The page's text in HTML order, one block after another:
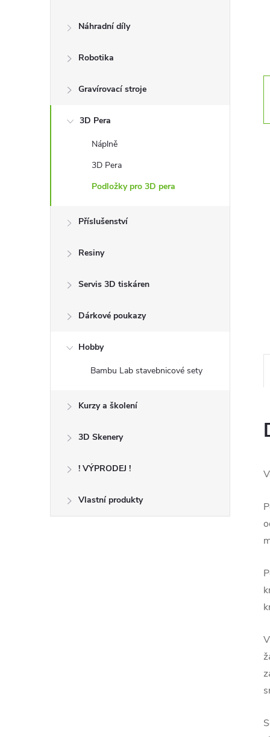
n
Náhradní díly
Robotika
Gravírovací stroje
3D Pera
Náplně
3D Pera
Podložky pro 3D pera
Příslušenství
Resiny
Servis 3D tiskáren
Dárkové poukazy
Hobby
Bambu Lab stavebnicové sety
Kurzy a školení
3D Skenery
! VÝPRODEJ !
Vlastní produkty